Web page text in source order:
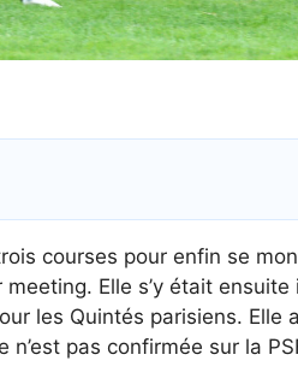
courses pour enfin se
Elle s’y était
les Quintés parisiens. Elle
pas confirmée sur la